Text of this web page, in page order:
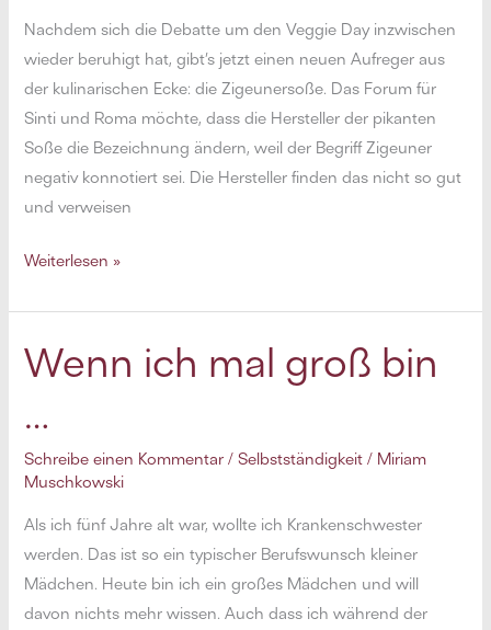
Nachdem sich die Debatte um den Veggie Day inzwischen
wieder beruhigt hat, gibt’s jetzt einen neuen Aufreger aus
der kulinarischen Ecke: die Zigeunersoße. Das Forum für
Sinti und Roma möchte, dass die Hersteller der pikanten
Soße die Bezeichnung ändern, weil der Begriff Zigeuner
negativ konnotiert sei. Die Hersteller finden das nicht so gut
und verweisen
Da
nicht
nur
die
Gschmäckle
Weiterlesen »
Wenn ich mal groß bin
…
Schreibe einen Kommentar /Selbstständigkeit / Miriam
Muschkowski
Als ich fünf Jahre alt war, wollte ich Krankenschwester
werden. Das ist so ein typischer Berufswunsch kleiner
Mädchen. Heute bin ich ein großes Mädchen und will
davon nichts mehr wissen. Auch dass ich während der